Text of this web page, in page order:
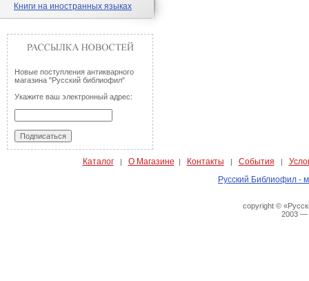
Книги на иностранных языках
Новые поступления антикварного
магазина "Русский библиофил"
Укажите ваш электронный адрес:
Каталог| О Магазине | Контакты | События |
Русский Библиофил -
copyright ©
2003 —